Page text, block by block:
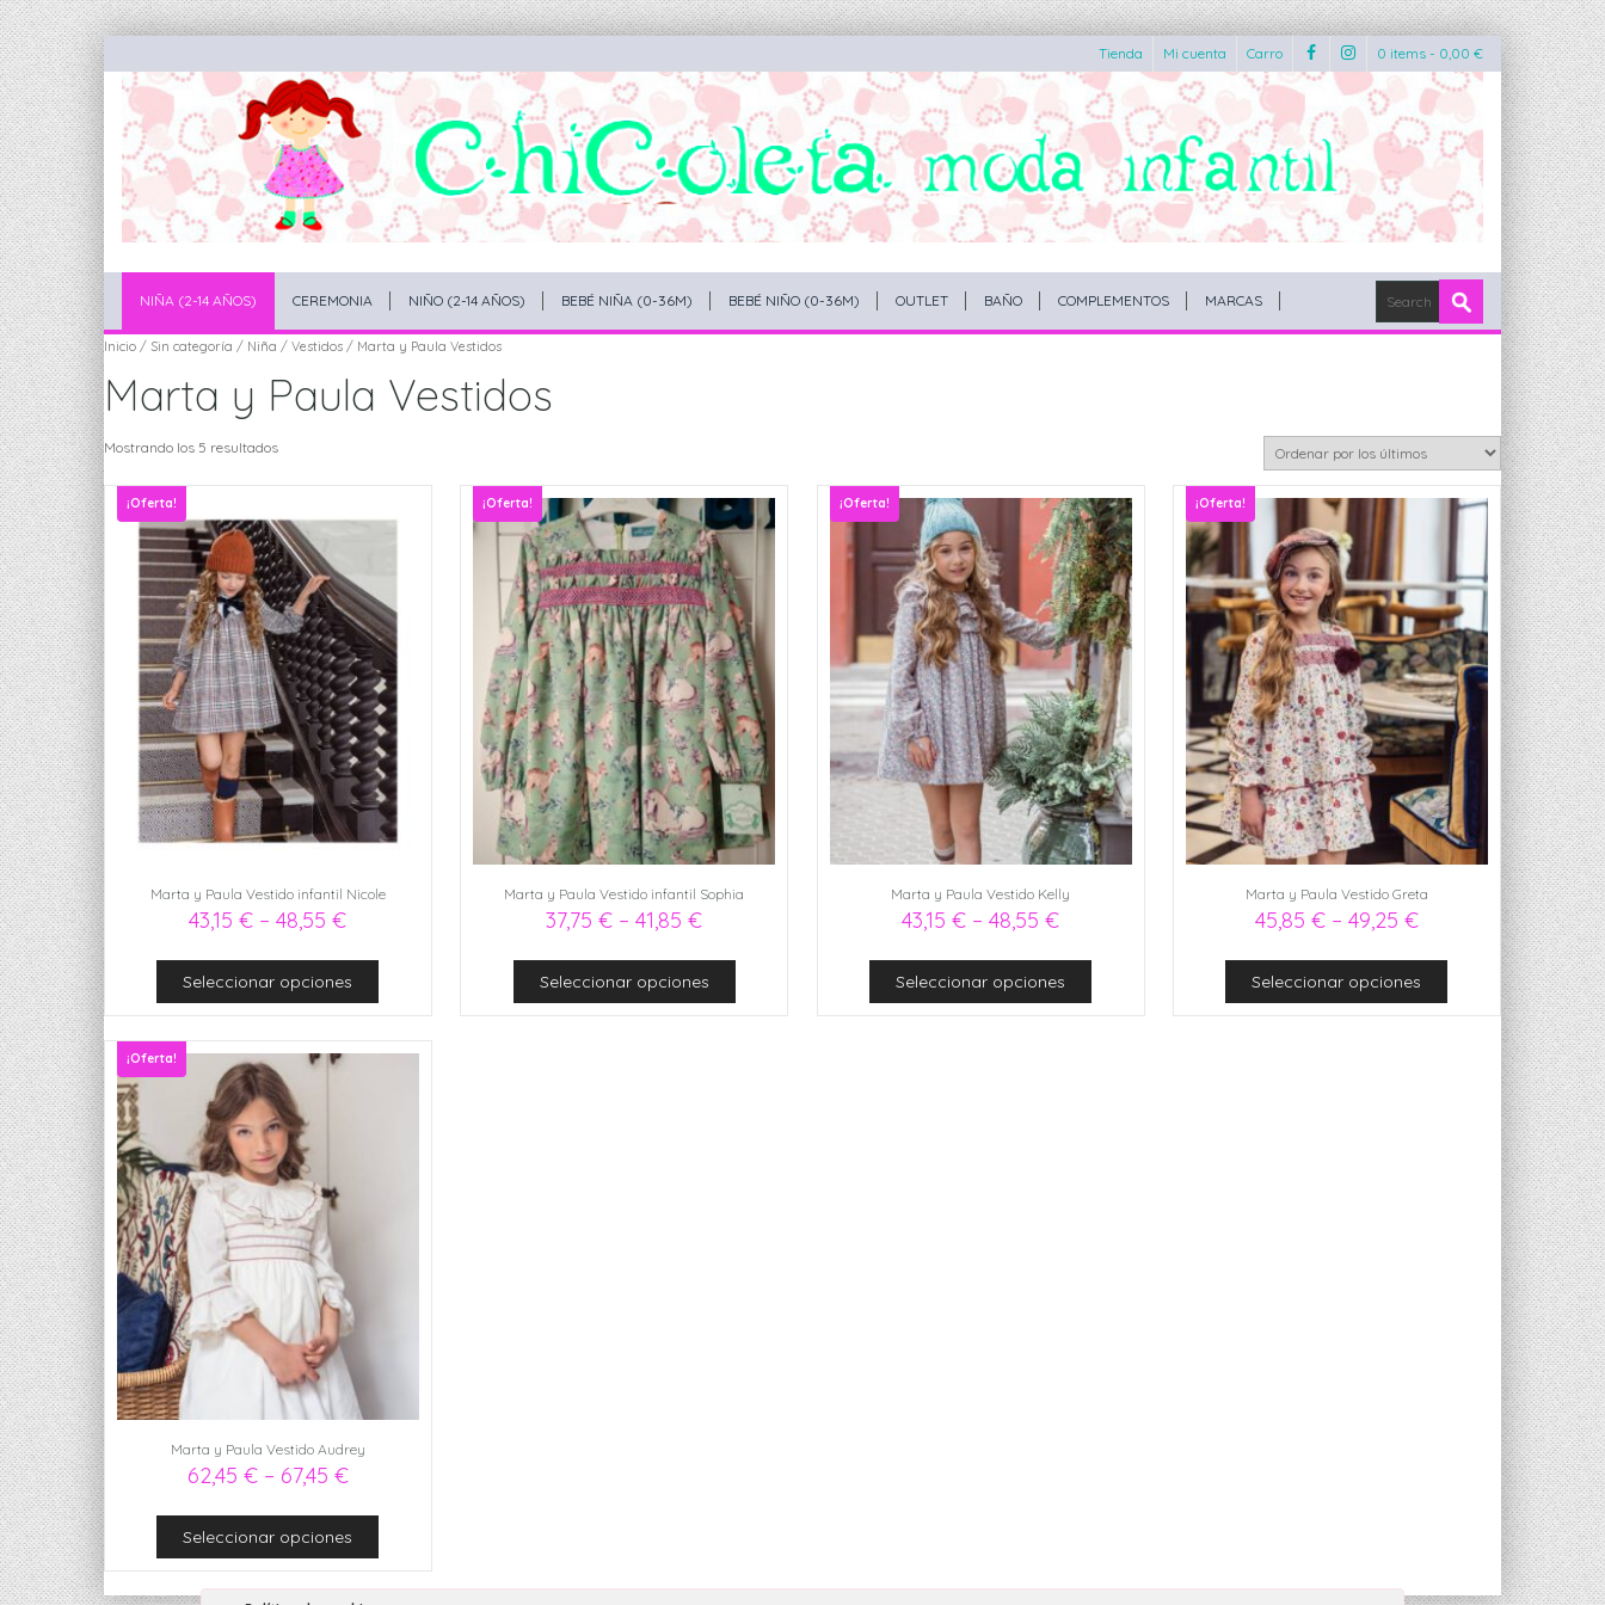
Tienda Mi cuenta Carro 0 items - 0,00 €
NIÑA (2-14 AÑOS) CEREMONIA NIÑO (2-14 AÑOS) BEBÉ NIÑA (0-36M) BEBÉ NIÑO (0-36M) OUTLET BAÑO COMPLEMENTOS MARCAS
Inicio / Sin categoría / Niña / Vestidos / Marta y Paula Vestidos
Marta y Paula Vestidos
Mostrando los 5 resultados
¡Oferta!
Marta y Paula Vestido infantil Nicole
43,15€ –48,55€
Seleccionar opciones
¡Oferta!
Marta y Paula Vestido infantil Sophia
37,75€ –41,85€
Seleccionar opciones
¡Oferta!
Marta y Paula Vestido Kelly
43,15€ –48,55€
Seleccionar opciones
¡Oferta!
Marta y Paula Vestido Greta
45,85 €– 49,25 €
Seleccionar opciones
¡Oferta!
Marta y Paula Vestido Audrey
62,45 €– 67,45 €
Seleccionar opciones